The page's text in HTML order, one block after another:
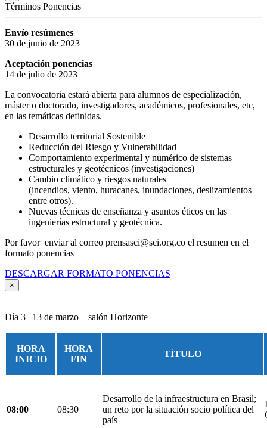
Términos Ponencias
Envío resúmenes
30 de junio de 2023
Aceptación ponencias
14 de julio de 2023
La convocatoria estará abierta para alumnos de especialización,
máster o doctorado, investigadores, académicos, profesionales, etc,
en las temáticas definidas.
Desarrollo territorial Sostenible
Reducción del Riesgo y Vulnerabilidad
Comportamiento experimental y numérico de sistemas
estructurales y geotécnicos (investigaciones)
Cambio climático y riesgos naturales
(incendios, viento, huracanes, inundaciones, deslizamientos
entre otros).
Nuevas técnicas de enseñanza y asuntos éticos en las
ingenierías estructural y geotécnica.
Por favor enviar al correo prensasci@sci.org.co el resumen en el
formato ponencias
DESCARGAR FORMATO PONENCIAS
×
Día 3 | 13 de marzo – salón Horizonte
HORA
INICIO
HORA
FIN
TÍTULO
08:00 08:30
Desarrollo de la infraestructura en Brasil;
un reto por la situación socio política del
país